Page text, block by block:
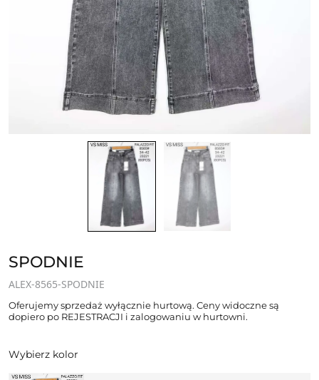
SPODNIE
ALEX-8565-SPODNIE
Oferujemy sprzedaż wyłącznie hurtową. Ceny widoczne są
dopiero po REJESTRACJI i zalogowaniu w hurtowni.
Wybierz kolor